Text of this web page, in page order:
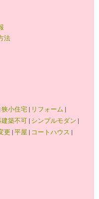
法
狭小住宅| リフォーム |
建築不可| シンプルモダン |
更 |平屋 | コートハウス |